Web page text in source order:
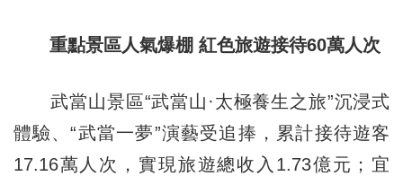
重點景區人氣爆棚 紅色旅遊接待60萬人次
武當山景區“武當山·太極養生之旅”沉浸式
體驗、“武當一夢”演藝受追捧，累計接待遊客
17.16萬人次，實現旅遊總收入1.73億元；宜